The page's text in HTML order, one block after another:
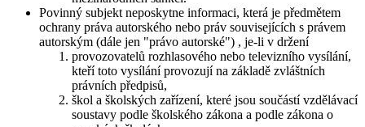
Povinný subjekt neposkytne informaci, která je předmětem
ochrany práva autorského nebo práv souvisejících s právem
autorským (dále jen "právo autorské") , je-li v držení
provozovatelů rozhlasového nebo televizního vysílání,
kteří toto vysílání provozují na základě zvláštních
právních předpisů,
škol a školských zařízení, které jsou součástí vzdělávací
soustavy podle školského zákona a podle zákona o